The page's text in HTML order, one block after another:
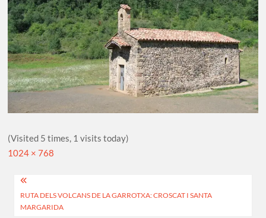
(Visited 5 times, 1 visits today)
Full
1024 × 768
Navegació
d'entrades
RUTA DELS VOLCANS DE LA GARROTXA: CROSCAT I SANTA
MARGARIDA